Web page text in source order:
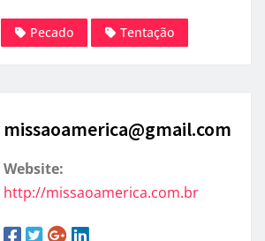
Pecado Tentação
missaoamerica@gmail.com
Website:
http://missaoamerica.com.br